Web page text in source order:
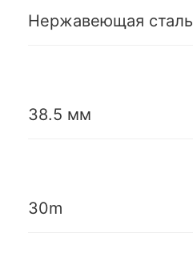
Нержавеющая сталь
38.5 мм
30m